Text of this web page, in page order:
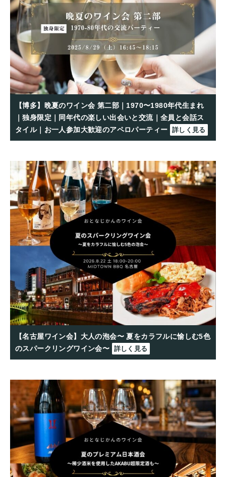
【博多】晩夏のワイン会 第二部｜1970〜1980年代生まれ
｜独身限定｜同年代の楽しい出会いと交流｜全員と会話ス
タイル｜お一人参加大歓迎のアペロパーティー 詳しく見る
【名古屋ワイン会】大人の泡会〜 夏をカラフルに愉しむ5色
のスパークリングワイン会〜 詳しく見る